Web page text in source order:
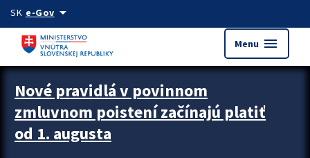
Preskocit na hlavný obsah
SK e-Govarrow_drop_down
Menu menu
Zastavit automatický posun upútavok
Nové pravidlá v povinnom
zmluvnom poistení začínajú platiť
od 1. augusta